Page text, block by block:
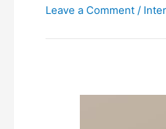
Leave a Comment /